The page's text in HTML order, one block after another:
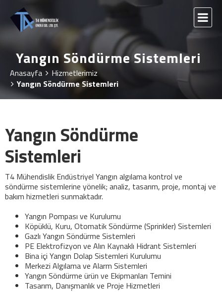
Yangın Söndürme Sistemleri
Anasayfa
Hizmetlerimiz
Yangın Söndürme Sistemleri
Yangın Söndürme
Sistemleri
T4 Mühendislik Endüstriyel Yangın algılama kontrol ve
söndürme sistemlerine yönelik; analiz, tasarım, proje, montaj ve
bakım hizmetleri sunmaktadır.
Yangın Pompası ve Kurulumu
Köpüklü, Kuru, Otomatik Söndürme (Sprinkler) Sistemleri
Gazlı Yangın Söndürme Sistemleri
PE Elektrofizyon ve Alın Kaynaklı Hidrant Sistemleri
Bina içi Yangın Dolap Sistemleri Kurulumu
Merkezi Algılama ve Alarm Sistemleri
Yangın Söndürme ürün ve Ekipmanları Temini
Tasarım, Danışmanlık ve Proje Hizmetleri